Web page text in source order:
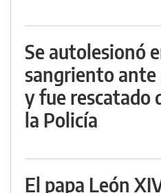
Se autolesionó
sangriento ante
y fue rescatado
la Policía
El papa León